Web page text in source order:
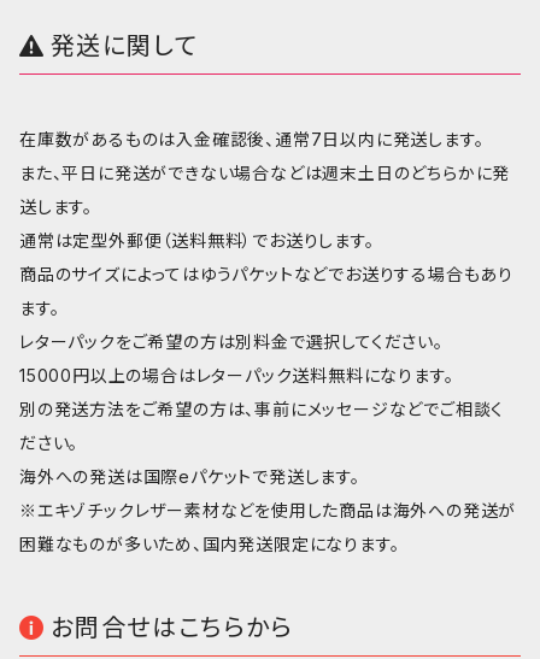
発送に関して
在庫数があるものは入金確認後、通常7日以内に発送します。
また、平日に発送ができない場合などは週末土日のどちらかに発
送します。
通常は定型外郵便（送料無料）でお送りします。
商品のサイズによってはゆうパケットなどでお送りする場合もあり
ます。
レターパックをご希望の方は別料金で選択してください。
15000円以上の場合はレターパック送料無料になります。
別の発送方法をご希望の方は、事前にメッセージなどでご相談く
ださい。
海外への発送は国際eパケットで発送します。
※エキゾチックレザー素材などを使用した商品は海外への発送が
困難なものが多いため、国内発送限定になります。
お問合せはこちらから